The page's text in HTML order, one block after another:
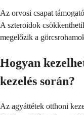
Az orvosi csapat
A szteroidok
megelőzik a
Hogyan
kezelés során?
Az agyáttétek otthoni